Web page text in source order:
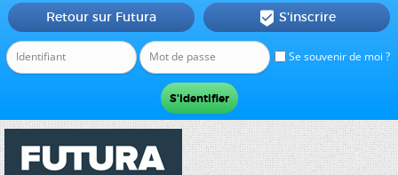
Se souvenir de moi ?
Retour sur Futura  S'inscrire